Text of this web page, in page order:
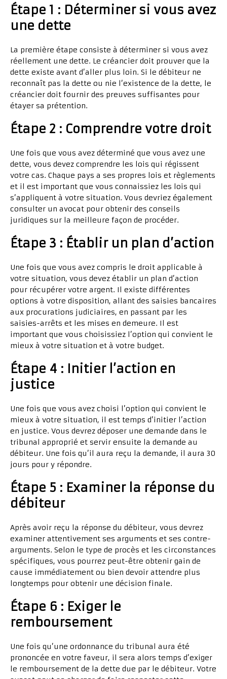
Étape 1 : Déterminer si vous avez
une dette
La première étape consiste à déterminer si vous avez
réellement une dette. Le créancier doit prouver que la
dette existe avant d’aller plus loin. Si le débiteur ne
reconnaît pas la dette ou nie l’existence de la dette, le
créancier doit fournir des preuves suffisantes pour
étayer sa prétention.
Étape 2 : Comprendre votre droit
Une fois que vous avez déterminé que vous avez une
dette, vous devez comprendre les lois qui régissent
votre cas. Chaque pays a ses propres lois et règlements
et il est important que vous connaissiez les lois qui
s’appliquent à votre situation. Vous devriez également
consulter un avocat pour obtenir des conseils
juridiques sur la meilleure façon de procéder.
Étape 3 : Établir un plan d’action
Une fois que vous avez compris le droit applicable à
votre situation, vous devez établir un plan d’action
pour récupérer votre argent. Il existe différentes
options à votre disposition, allant des saisies bancaires
aux procurations judiciaires, en passant par les
saisies-arrêts et les mises en demeure. Il est
important que vous choisissiez l’option qui convient le
mieux à votre situation et à votre budget.
Étape 4 : Initier l’action en
justice
Une fois que vous avez choisi l’option qui convient le
mieux à votre situation, il est temps d’initier l’action
en justice. Vous devrez déposer une demande dans le
tribunal approprié et servir ensuite la demande au
débiteur. Une fois qu’il aura reçu la demande, il aura 30
jours pour y répondre.
Étape 5 : Examiner la réponse du
débiteur
Après avoir reçu la réponse du débiteur, vous devrez
examiner attentivement ses arguments et ses contre-
arguments. Selon le type de procès et les circonstances
spécifiques, vous pourrez peut-être obtenir gain de
cause immédiatement ou bien devoir attendre plus
longtemps pour obtenir une décision finale.
Étape 6 : Exiger le
remboursement
Une fois qu’une ordonnance du tribunal aura été
prononcée en votre faveur, il sera alors temps d’exiger
le remboursement de la dette due par le débiteur. Votre